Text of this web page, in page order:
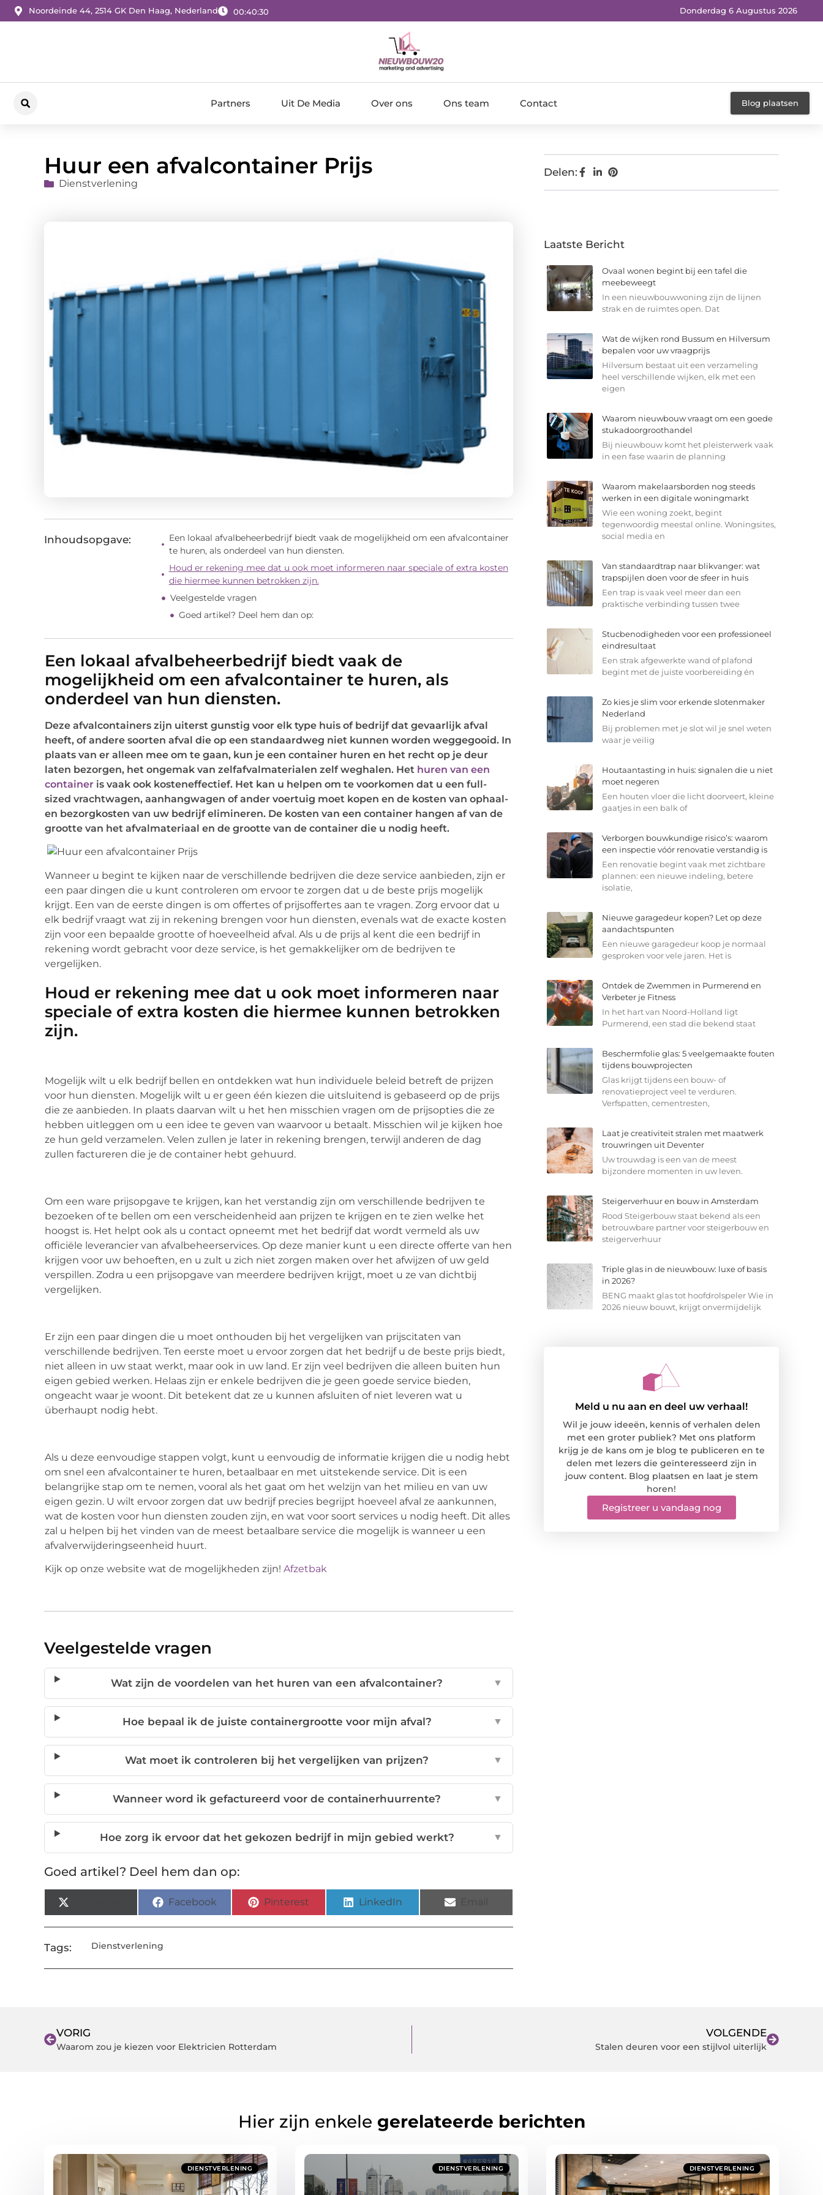
Noordeinde 44, 2514 GK Den Haag, Nederland 00:40:30 Donderdag 6 Augustus 2026
Partners Uit De Media Over ons Ons team Contact Blog plaatsen
Huur een afvalcontainer Prijs
Dienstverlening
Inhoudsopgave:
Een lokaal afvalbeheerbedrijf biedt vaak de mogelijkheid om een afvalcontainer
te huren, als onderdeel van hun diensten.
Houd er rekening mee dat u ook moet informeren naar speciale of extra kosten
die hiermee kunnen betrokken zijn.
Veelgestelde vragen
Goed artikel? Deel hem dan op:
Een lokaal afvalbeheerbedrijf biedt vaak de
mogelijkheid om een afvalcontainer te huren, als
onderdeel van hun diensten.
Deze afvalcontainers zijn uiterst gunstig voor elk type huis of bedrijf dat gevaarlijk afval
heeft, of andere soorten afval die op een standaardweg niet kunnen worden weggegooid. In
plaats van er alleen mee om te gaan, kun je een container huren en het recht op je deur
laten bezorgen, het ongemak van zelfafvalmaterialen zelf weghalen. Het huren van een
container is vaak ook kosteneffectief. Het kan u helpen om te voorkomen dat u een full-
sized vrachtwagen, aanhangwagen of ander voertuig moet kopen en de kosten van ophaal-
en bezorgkosten van uw bedrijf elimineren. De kosten van een container hangen af van de
grootte van het afvalmateriaal en de grootte van de container die u nodig heeft.
Wanneer u begint te kijken naar de verschillende bedrijven die deze service aanbieden, zijn er
een paar dingen die u kunt controleren om ervoor te zorgen dat u de beste prijs mogelijk
krijgt. Een van de eerste dingen is om offertes of prijsoffertes aan te vragen. Zorg ervoor dat u
elk bedrijf vraagt wat zij in rekening brengen voor hun diensten, evenals wat de exacte kosten
zijn voor een bepaalde grootte of hoeveelheid afval. Als u de prijs al kent die een bedrijf in
rekening wordt gebracht voor deze service, is het gemakkelijker om de bedrijven te
vergelijken.
Houd er rekening mee dat u ook moet informeren naar
speciale of extra kosten die hiermee kunnen betrokken
zijn.
Mogelijk wilt u elk bedrijf bellen en ontdekken wat hun individuele beleid betreft de prijzen
voor hun diensten. Mogelijk wilt u er geen één kiezen die uitsluitend is gebaseerd op de prijs
die ze aanbieden. In plaats daarvan wilt u het hen misschien vragen om de prijsopties die ze
hebben uitleggen om u een idee te geven van waarvoor u betaalt. Misschien wil je kijken hoe
ze hun geld verzamelen. Velen zullen je later in rekening brengen, terwijl anderen de dag
zullen factureren die je de container hebt gehuurd.
Om een ware prijsopgave te krijgen, kan het verstandig zijn om verschillende bedrijven te
bezoeken of te bellen om een verscheidenheid aan prijzen te krijgen en te zien welke het
hoogst is. Het helpt ook als u contact opneemt met het bedrijf dat wordt vermeld als uw
officiële leverancier van afvalbeheerservices. Op deze manier kunt u een directe offerte van hen
krijgen voor uw behoeften, en u zult u zich niet zorgen maken over het afwijzen of uw geld
verspillen. Zodra u een prijsopgave van meerdere bedrijven krijgt, moet u ze van dichtbij
vergelijken.
Er zijn een paar dingen die u moet onthouden bij het vergelijken van prijscitaten van
verschillende bedrijven. Ten eerste moet u ervoor zorgen dat het bedrijf u de beste prijs biedt,
niet alleen in uw staat werkt, maar ook in uw land. Er zijn veel bedrijven die alleen buiten hun
eigen gebied werken. Helaas zijn er enkele bedrijven die je geen goede service bieden,
ongeacht waar je woont. Dit betekent dat ze u kunnen afsluiten of niet leveren wat u
überhaupt nodig hebt.
Als u deze eenvoudige stappen volgt, kunt u eenvoudig de informatie krijgen die u nodig hebt
om snel een afvalcontainer te huren, betaalbaar en met uitstekende service. Dit is een
belangrijke stap om te nemen, vooral als het gaat om het welzijn van het milieu en van uw
eigen gezin. U wilt ervoor zorgen dat uw bedrijf precies begrijpt hoeveel afval ze aankunnen,
wat de kosten voor hun diensten zouden zijn, en wat voor soort services u nodig heeft. Dit alles
zal u helpen bij het vinden van de meest betaalbare service die mogelijk is wanneer u een
afvalverwijderingseenheid huurt.
Kijk op onze website wat de mogelijkheden zijn! Afzetbak
Veelgestelde vragen
Wat zijn de voordelen van het huren van een afvalcontainer? ▼
Hoe bepaal ik de juiste containergrootte voor mijn afval? ▼
Wat moet ik controleren bij het vergelijken van prijzen? ▼
Wanneer word ik gefactureerd voor de containerhuurrente? ▼
Hoe zorg ik ervoor dat het gekozen bedrijf in mijn gebied werkt? ▼
Goed artikel? Deel hem dan op:
Facebook Pinterest LinkedIn
Tags: Dienstverlening
Delen:
Laatste Bericht
Ovaal wonen begint bij een tafel die
meebeweegt
In een nieuwbouwwoning zijn de lijnen
strak en de ruimtes open. Dat
Wat de wijken rond Bussum en Hilversum
bepalen voor uw vraagprijs
Hilversum bestaat uit een verzameling
heel verschillende wijken, elk met een
eigen
Waarom nieuwbouw vraagt om een goede
stukadoorgroothandel
Bij nieuwbouw komt het pleisterwerk vaak
in een fase waarin de planning
Waarom makelaarsborden nog steeds
werken in een digitale woningmarkt
Wie een woning zoekt, begint
tegenwoordig meestal online. Woningsites,
social media en
Van standaardtrap naar blikvanger: wat
trapspijlen doen voor de sfeer in huis
Een trap is vaak veel meer dan een
praktische verbinding tussen twee
Stucbenodigheden voor een professioneel
eindresultaat
Een strak afgewerkte wand of plafond
begint met de juiste voorbereiding én
Zo kies je slim voor erkende slotenmaker
Nederland
Bij problemen met je slot wil je snel weten
waar je veilig
Houtaantasting in huis: signalen die u niet
moet negeren
Een houten vloer die licht doorveert, kleine
gaatjes in een balk of
Verborgen bouwkundige risico’s: waarom
een inspectie vóór renovatie verstandig is
Een renovatie begint vaak met zichtbare
plannen: een nieuwe indeling, betere
isolatie,
Nieuwe garagedeur kopen? Let op deze
aandachtspunten
Een nieuwe garagedeur koop je normaal
gesproken voor vele jaren. Het is
Ontdek de Zwemmen in Purmerend en
Verbeter je Fitness
In het hart van Noord-Holland ligt
Purmerend, een stad die bekend staat
Beschermfolie glas: 5 veelgemaakte fouten
tijdens bouwprojecten
Glas krijgt tijdens een bouw- of
renovatieproject veel te verduren.
Verfspatten, cementresten,
Laat je creativiteit stralen met maatwerk
trouwringen uit Deventer
Uw trouwdag is een van de meest
bijzondere momenten in uw leven.
Steigerverhuur en bouw in Amsterdam
Rood Steigerbouw staat bekend als een
betrouwbare partner voor steigerbouw en
steigerverhuur
Triple glas in de nieuwbouw: luxe of basis
in 2026?
BENG maakt glas tot hoofdrolspeler Wie in
2026 nieuw bouwt, krijgt onvermijdelijk
Meld u nu aan en deel uw verhaal!
Wil je jouw ideeën, kennis of verhalen delen
met een groter publiek? Met ons platform
krijg je de kans om je blog te publiceren en te
delen met lezers die geïnteresseerd zijn in
jouw content. Blog plaatsen en laat je stem
horen!
Registreer u vandaag nog
VORIG
Waarom zou je kiezen voor Elektricien Rotterdam
VOLGENDE
Stalen deuren voor een stijlvol uiterlijk
Hier zijn enkele gerelateerde berichten
DIENSTVERLENING DIENSTVERLENING DIENSTVERLENING